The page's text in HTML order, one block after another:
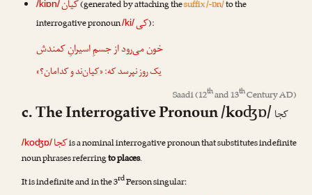
/kiɒn/کیان(generated by attaching thesuffix /-ɒn/to the
interrogative pronoun/ki/کی):
خون می‌رود از جسمِ اسیرانِ کمندش
یک روز نپرسد که: «کیان‌ند و کدامان؟»
Saadi(12thand 13thCentury AD)
c. The Interrogative Pronoun /koʤɒ/کجا
/koʤɒ/ کجاis a nominal interrogative pronoun that substitutes indefinite
noun phrases referringto places.
It is indefinite and in the 3rdPerson singular: